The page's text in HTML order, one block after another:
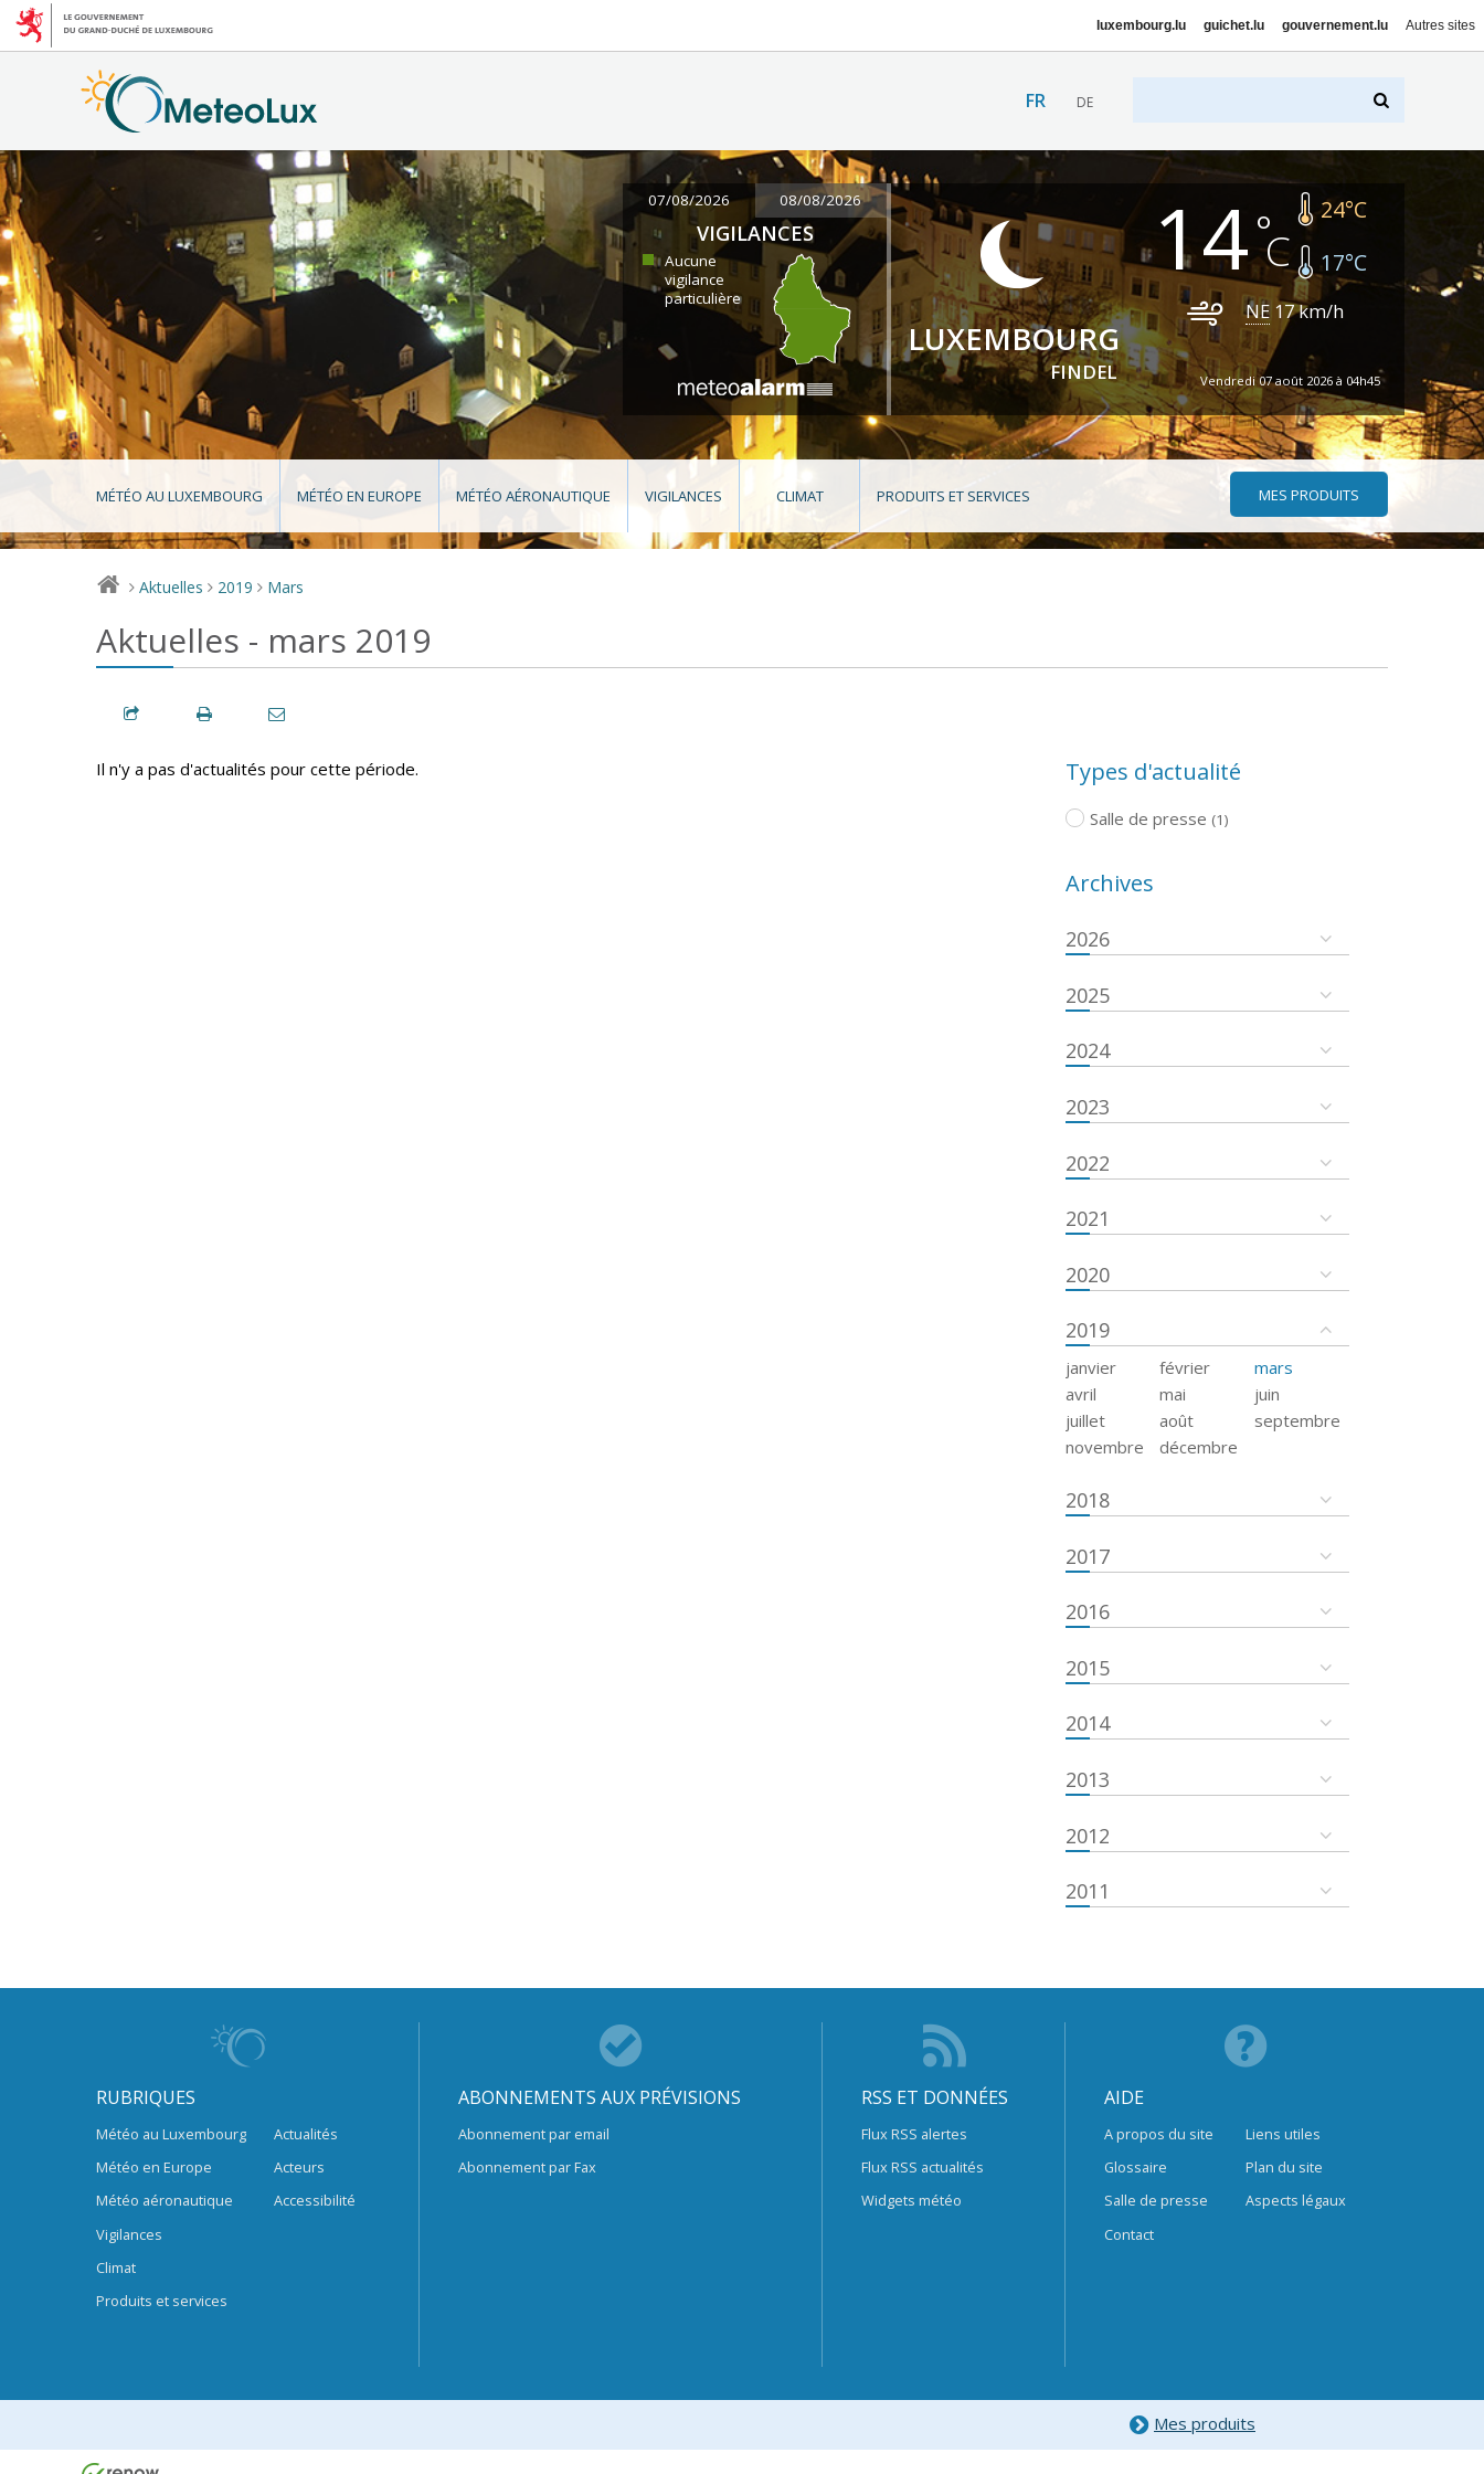
luxembourg.lu guichet.lu gouvernement.lu Autres sites
FR DE
07/08/2026 08/08/2026
VIGILANCES
Aucune
vigilance
particulière
LUXEMBOURG
FINDEL
14 24°C
17°C
NE 17km/h
Vendredi 07 août 2026 à 04h45
MÉTÉO AU LUXEMBOURG MÉTÉO EN EUROPE MÉTÉO AÉRONAUTIQUE VIGILANCES CLIMAT PRODUITS ET SERVICES MES PRODUITS
> Aktuelles > 2019 > Mars
Aktuelles - mars 2019
Il n'y a pas d'actualités pour cette période. Types d'actualité
Salle de presse (1)
Archives
2026
2025
2024
2023
2022
2021
2020
2019
janvier février
mars
avril
mai
juin
juillet
août
septembre
novembre
décembre
2018
2017
2016
2015
2014
2013
2012
2011
RUBRIQUES
Météo au Luxembourg
Météo en Europe
Météo aéronautique
Vigilances
Climat
Produits et services
Actualités
Acteurs
Accessibilité
ABONNEMENTS AUX PRÉVISIONS
Abonnement par email
Abonnement par Fax
RSS ET DONNÉES
Flux RSS alertes
Flux RSS actualités
Widgets météo
AIDE
A propos du site
Glossaire
Salle de presse
Contact
Liens utiles
Plan du site
Aspects légaux
Mes produits